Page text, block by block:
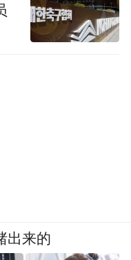
出来的